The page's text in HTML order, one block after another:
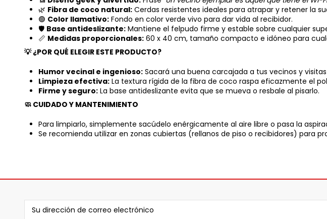
🌿 Fibra de coco natural:Cerdas resistentes ideales para atrapar y retener la
🟢 Color llamativo:Fondo en color verde vivo para dar vida al recibidor.
🛡️ Base antideslizante:Mantiene el felpudo firme y estable sobre cualquier
📏 Medidas proporcionales:60 x 40 cm, tamaño compacto e idóneo para
💡 ¿POR QUÉ ELEGIR ESTE PRODUCTO?
Humor vecinal e ingenioso:Sacará una buena carcajada a tus vecinos y
Limpieza efectiva:La textura rígida de la fibra de coco raspa eficazmente el
Firme y seguro:La base antideslizante evita que se mueva o resbale al pisarlo.
🧼 CUIDADO Y MANTENIMIENTO
Para limpiarlo, simplemente sacúdelo enérgicamente al aire libre o pasa la
Se recomienda utilizar en zonas cubiertas (rellanos de piso o recibidores) para